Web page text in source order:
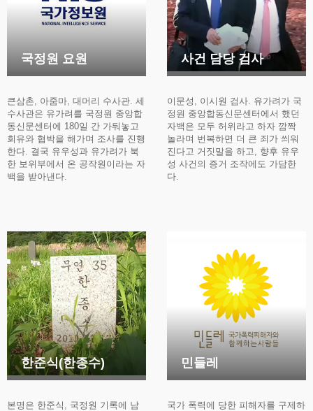
국정원 요원
큰삼촌, 아줌마, 대머리 수사관. 세
수사관은 유가려를 국정원 중앙합
동신문센터에 180일 간 가둬놓고
회유와 협박을 해가며 조사를 진행
한다. 결국 유우성과 유가려가 북
한 보위부에서 온 공작원이라는 자
백을 받아낸다.
사건 담당 검사
이문성, 이시원 검사. 유가려가 국
정원 중앙합동신문센터에서 했던
자백은 모두 허위라고 하자 깜짝
놀라며 번복하면 더 큰 죄가 씌워
진다고 거짓말을 하고, 향후 유우
성 사건의 증거 조작에도 가담한
다.
한준식(한종수)
본명은 한준식, 국정원 기록에 남
민들레
국가 폭력에 당한 피해자를 구제하